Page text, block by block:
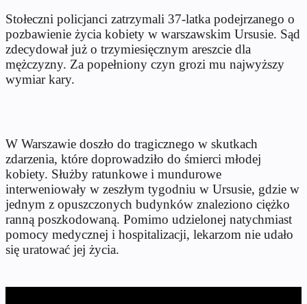
Stołeczni policjanci zatrzymali 37-latka podejrzanego o
pozbawienie życia kobiety w warszawskim Ursusie. Sąd
zdecydował już o trzymiesięcznym areszcie dla
mężczyzny. Za popełniony czyn grozi mu najwyższy
wymiar kary.
W Warszawie doszło do tragicznego w skutkach
zdarzenia, które doprowadziło do śmierci młodej
kobiety. Służby ratunkowe i mundurowe
interweniowały w zeszłym tygodniu w Ursusie, gdzie w
jednym z opuszczonych budynków znaleziono ciężko
ranną poszkodowaną. Pomimo udzielonej natychmiast
pomocy medycznej i hospitalizacji, lekarzom nie udało
się uratować jej życia.